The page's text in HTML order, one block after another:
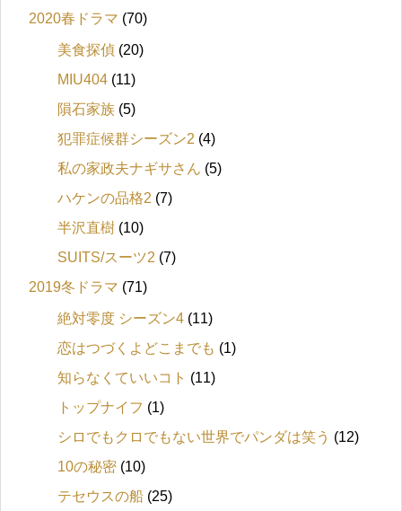
2020春ドラマ (70)
美食探偵 (20)
MIU404 (11)
隕石家族 (5)
犯罪症候群シーズン2 (4)
私の家政夫ナギサさん (5)
ハケンの品格2 (7)
半沢直樹 (10)
SUITS/スーツ2 (7)
2019冬ドラマ (71)
絶対零度 シーズン4 (11)
恋はつづくよどこまでも (1)
知らなくていいコト (11)
トップナイフ (1)
シロでもクロでもない世界でパンダは笑う (12)
10の秘密 (10)
テセウスの船 (25)